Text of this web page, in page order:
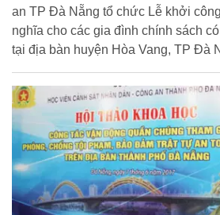
an TP Đà Nẵng tổ chức Lễ khởi
nghĩa cho các gia đình chính sách
tại địa bàn huyện Hòa Vang, TP Đà